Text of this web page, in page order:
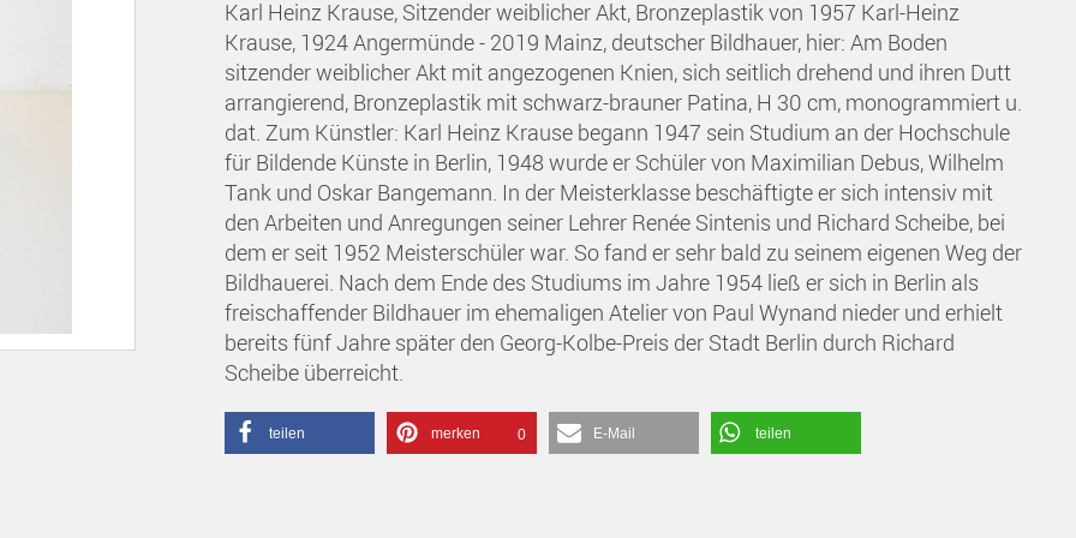
Karl Heinz Krause, Sitzender weiblicher Akt, Bronzeplastik von 1957 Karl-Heinz
Krause, 1924 Angermünde - 2019 Mainz, deutscher Bildhauer, hier: Am Boden
sitzender weiblicher Akt mit angezogenen Knien, sich seitlich drehend und ihren Dutt
arrangierend, Bronzeplastik mit schwarz-brauner Patina, H 30 cm, monogrammiert u.
dat. Zum Künstler: Karl Heinz Krause begann 1947 sein Studium an der Hochschule
für Bildende Künste in Berlin, 1948 wurde er Schüler von Maximilian Debus, Wilhelm
Tank und Oskar Bangemann. In der Meisterklasse beschäftigte er sich intensiv mit
den Arbeiten und Anregungen seiner Lehrer Renée Sintenis und Richard Scheibe, bei
dem er seit 1952 Meisterschüler war. So fand er sehr bald zu seinem eigenen Weg der
Bildhauerei. Nach dem Ende des Studiums im Jahre 1954 ließ er sich in Berlin als
freischaffender Bildhauer im ehemaligen Atelier von Paul Wynand nieder und erhielt
bereits fünf Jahre später den Georg-Kolbe-Preis der Stadt Berlin durch Richard
Scheibe überreicht.
teilen merken 0 E-Mail teilen